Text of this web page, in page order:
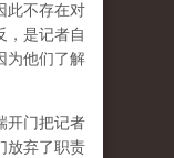
此不存在对
，是记者自
为他们了解
门把记者
弃了职责